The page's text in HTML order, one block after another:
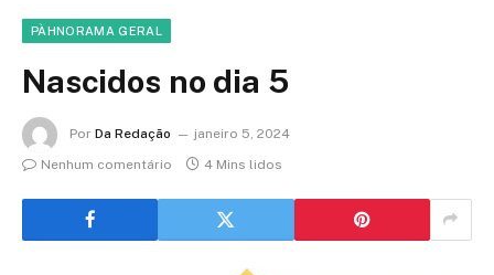
PÀHNORAMA GERAL
Nascidos no dia 5
Por Da Redação
janeiro 5, 2024
Nenhum comentário
4 Mins lidos